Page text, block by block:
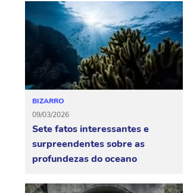
BIZARRO
09/03/2026
Sete fatos interessantes e
surpreendentes sobre as
profundezas do oceano